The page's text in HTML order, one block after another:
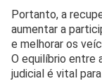
Portanto, a
aumentar a
e melhorar os
O equilíbrio entre
judicial é vital